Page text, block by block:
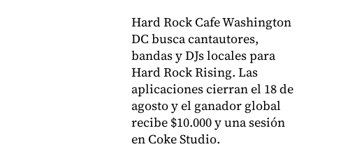
Hard Rock Cafe Washington
DC busca cantautores,
bandas y DJs locales para
Hard Rock Rising. Las
aplicaciones cierran el 18 de
agosto y el ganador global
recibe $10.000 y una sesión
en Coke Studio.